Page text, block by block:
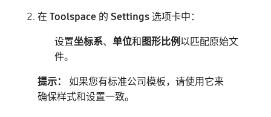
在Toolspace 的Settings选项卡中：
设置坐标系、单位和图形比例以匹配原始文
件。
提示：
如果您有标准公司模板，请使用它来
确保样式和设置一致。